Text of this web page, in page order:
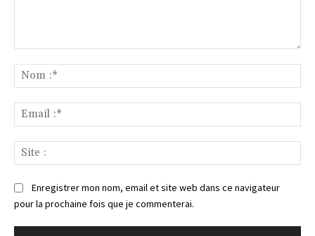
:*
:*
:
Enregistrer mon nom, email et site web dans ce navigateur
pour la prochaine fois que je commenterai.